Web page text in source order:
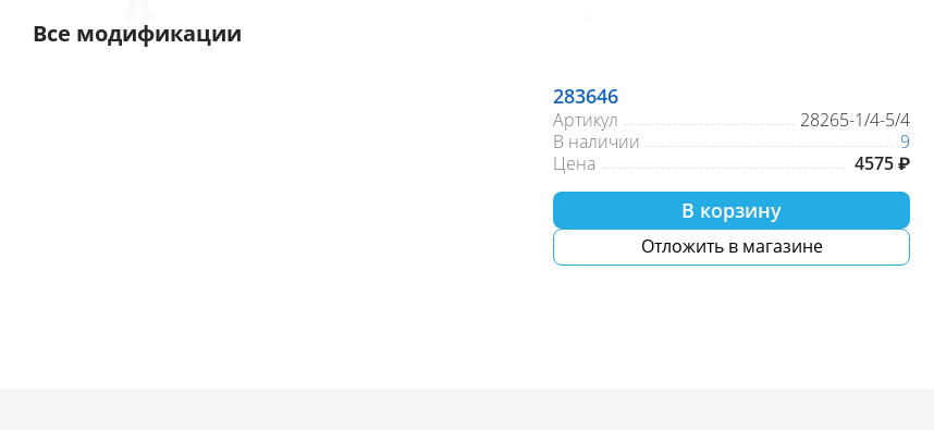
Все модификации
283646
Артикул
28265-1/4-5/4
В наличии
9
Цена
4575 ₽
В корзину
Отложить в магазине